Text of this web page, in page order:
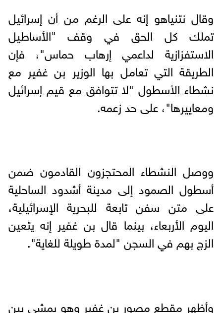
وقال نتنياهو إنه على الرغم من أن إسرائيل
تملك كل الحق في وقف "الأساطيل
الاستفزازية لداعمي إرهاب حماس"، فإن
الطريقة التي تعامل بها الوزير بن غفير مع
نشطاء الأسطول "لا تتوافق مع قيم إسرائيل
ومعاييرها"، على حد زعمه.
ووصل النشطاء المحتجزون القادمون ضمن
أسطول الصمود إلى مدينة أشدود الساحلية
على متن سفن تابعة للبحرية الإسرائيلية،
اليوم الأربعاء، بينما قال بن غفير إنه يتعين
الزج بهم في السجن "لمدة طويلة للغاية".
وأظهر مقطع مصور بن غفير وهو يمشي بين